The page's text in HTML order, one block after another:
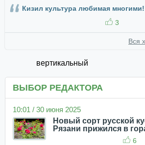
Кизил культура любимая многими!
3
Вся
вертикальный
ВЫБОР РЕДАКТОРА
10:01 / 30 июня 2025
Новый сорт русской
Рязани прижился в
6